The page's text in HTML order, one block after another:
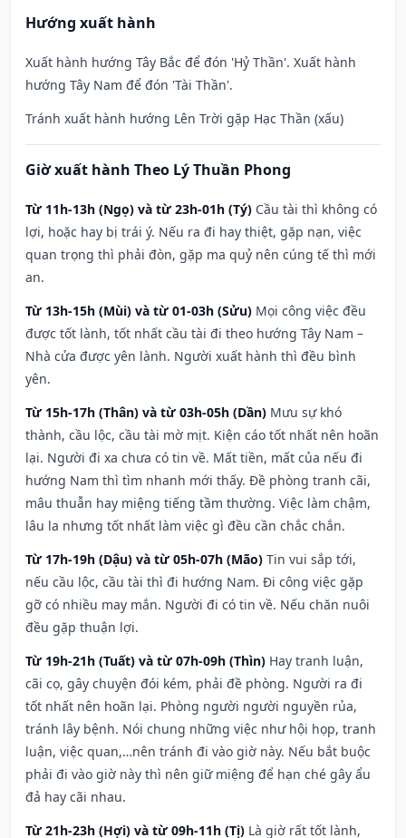
Hướng xuất hành
Xuất hành hướng Tây Bắc để đón 'Hỷ Thần'. Xuất hành
hướng Tây Nam để đón 'Tài Thần'.
Tránh xuất hành hướng Lên Trời gặp Hạc Thần (xấu)
Giờ xuất hành Theo Lý Thuần Phong
Từ 11h-13h (Ngọ) và từ 23h-01h (Tý) Cầu tài thì không có
lợi, hoặc hay bị trái ý. Nếu ra đi hay thiệt, gặp nạn, việc
quan trọng thì phải đòn, gặp ma quỷ nên cúng tế thì mới
an.
Từ 13h-15h (Mùi) và từ 01-03h (Sửu) Mọi công việc đều
được tốt lành, tốt nhất cầu tài đi theo hướng Tây Nam –
Nhà cửa được yên lành. Người xuất hành thì đều bình
yên.
Từ 15h-17h (Thân) và từ 03h-05h (Dần) Mưu sự khó
thành, cầu lộc, cầu tài mờ mịt. Kiện cáo tốt nhất nên hoãn
lại. Người đi xa chưa có tin về. Mất tiền, mất của nếu đi
hướng Nam thì tìm nhanh mới thấy. Đề phòng tranh cãi,
mâu thuẫn hay miệng tiếng tầm thường. Việc làm chậm,
lâu la nhưng tốt nhất làm việc gì đều cần chắc chắn.
Từ 17h-19h (Dậu) và từ 05h-07h (Mão) Tin vui sắp tới,
nếu cầu lộc, cầu tài thì đi hướng Nam. Đi công việc gặp
gỡ có nhiều may mắn. Người đi có tin về. Nếu chăn nuôi
đều gặp thuận lợi.
Từ 19h-21h (Tuất) và từ 07h-09h (Thìn) Hay tranh luận,
cãi cọ, gây chuyện đói kém, phải đề phòng. Người ra đi
tốt nhất nên hoãn lại. Phòng người người nguyền rủa,
tránh lây bệnh. Nói chung những việc như hội họp, tranh
luận, việc quan,…nên tránh đi vào giờ này. Nếu bắt buộc
phải đi vào giờ này thì nên giữ miệng để hạn ché gây ẩu
đả hay cãi nhau.
Từ 21h-23h (Hợi) và từ 09h-11h (Tị) Là giờ rất tốt lành,